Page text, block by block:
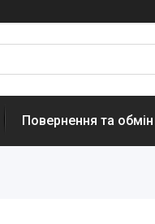
Повернення та обмін